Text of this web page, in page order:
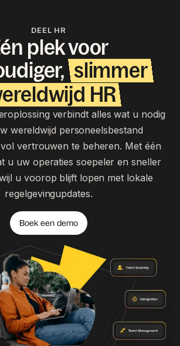
DEEL HR
plek voor
slimmer
HR
verbindt alles wat u nodig
wereldwijd personeelsbestand
vertrouwen te beheren. Met één
u uw operaties soepeler en sneller
u voorop blijft lopen met lokale
regelgevingupdates.
Boek een demo